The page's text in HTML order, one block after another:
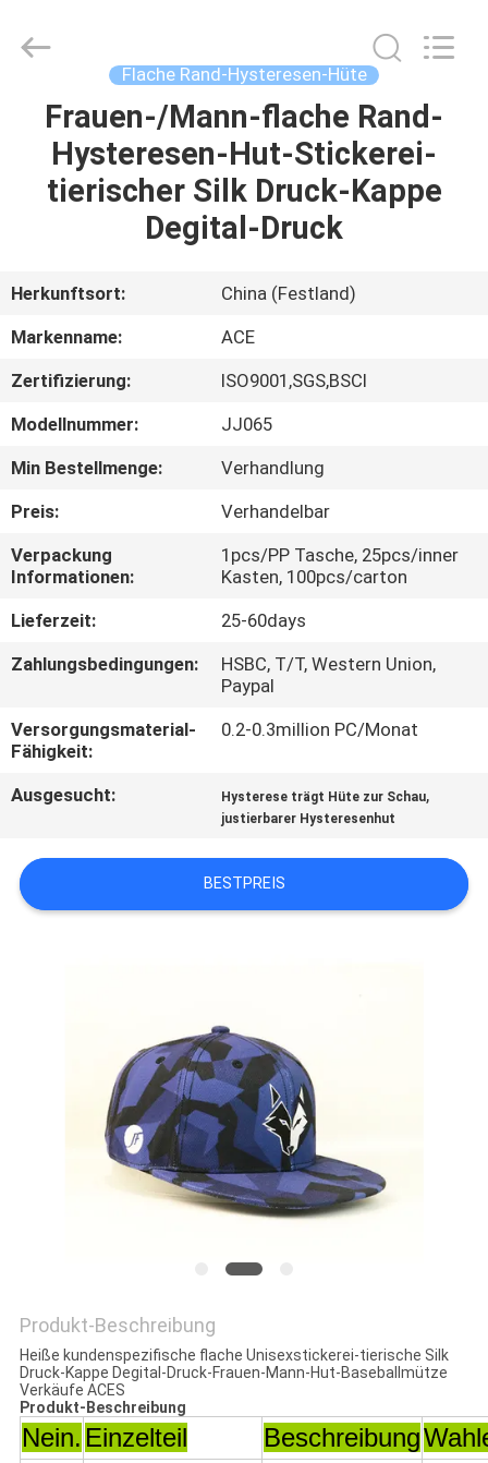
HAUS
PRODUKTE
UNS
AUSFLUG
QUALITÄTSKONTROLLE
TRETEN
SIE
MIT
UNS
VERBINDUNG
NACHRICHTEN
FÄLLE
Ltd..
Flache Rand-Hysteresen-Hüte
Frauen-/Mann-flache Rand-
Hysteresen-Hut-Stickerei-
tierischer Silk Druck-Kappe
Degital-Druck
Herkunftsort:
China (Festland)
Markenname:
ACE
Zertifizierung:
ISO9001,SGS,BSCI
Modellnummer:
JJ065
Min Bestellmenge:
Verhandlung
Preis:
Verhandelbar
Verpackung
Informationen:
1pcs/PP Tasche, 25pcs/inner
Kasten, 100pcs/carton
Lieferzeit:
25-60days
Zahlungsbedingungen:
HSBC, T/T, Western Union,
Paypal
Versorgungsmaterial-
Fähigkeit:
0.2-0.3million PC/Monat
Ausgesucht: Hysterese trägt Hüte zur Schau,
justierbarer Hysteresenhut
BESTPREIS
Produkt-Beschreibung
Heiße kundenspezifische flache Unisexstickerei-tierische Silk
Druck-Kappe Degital-Druck-Frauen-Mann-Hut-Baseballmütze
Verkäufe ACES
Produkt-Beschreibung
Nein. Einzelteil Beschreibung